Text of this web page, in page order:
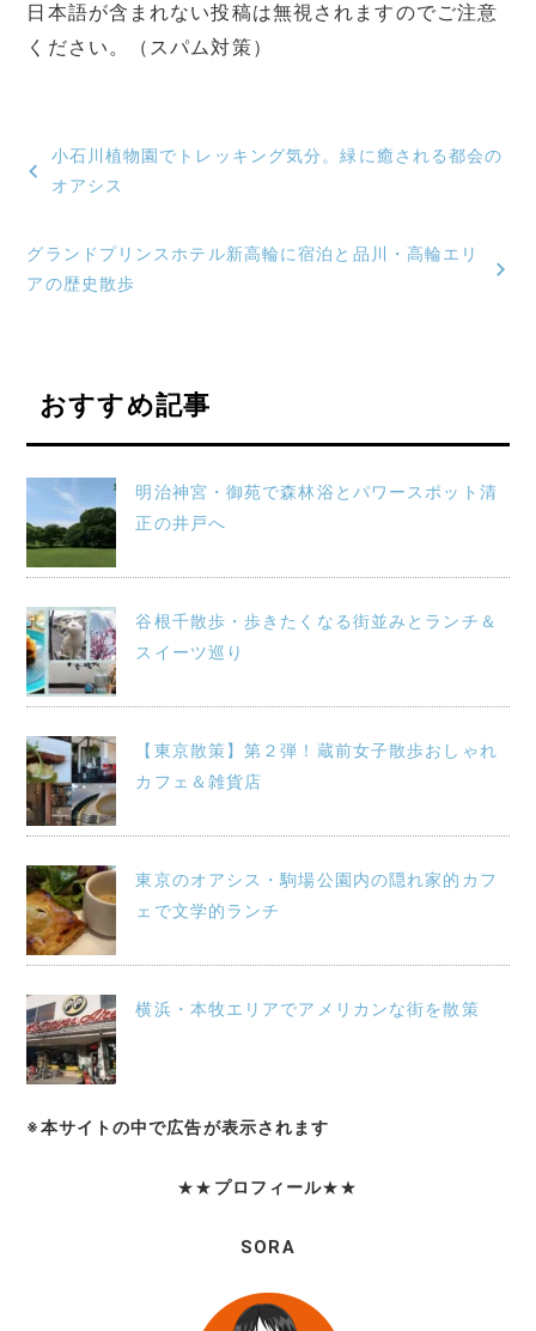
日本語が含まれない投稿は無視されますのでご注意
ください。（スパム対策）
稿
ビ
シ
ョ
ン
小石川植物園でトレッキング気分。緑に癒される都会の
オアシス
グランドプリンスホテル新高輪に宿泊と品川・高輪エリ
アの歴史散歩
おすすめ記事
明治神宮・御苑で森林浴とパワースポット清
正の井戸へ
谷根千散歩・歩きたくなる街並みとランチ＆
スイーツ巡り
【東京散策】第２弾！蔵前女子散歩おしゃれ
カフェ＆雑貨店
東京のオアシス・駒場公園内の隠れ家的カフ
ェで文学的ランチ
横浜・本牧エリアでアメリカンな街を散策
※本サイトの中で広告が表示されます
★★ プロフィール★★
SORA